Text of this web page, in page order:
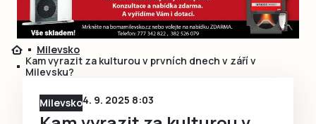
Přihlásit se
Čtenáři píší
Speciální přílohy
Milevsko
Kam vyrazit za kulturou v prvních dnech v září v
Milevsku?
Milevsko4. 9. 2025 8:03